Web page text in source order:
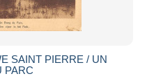
SAINT PIERRE / UN
PARC